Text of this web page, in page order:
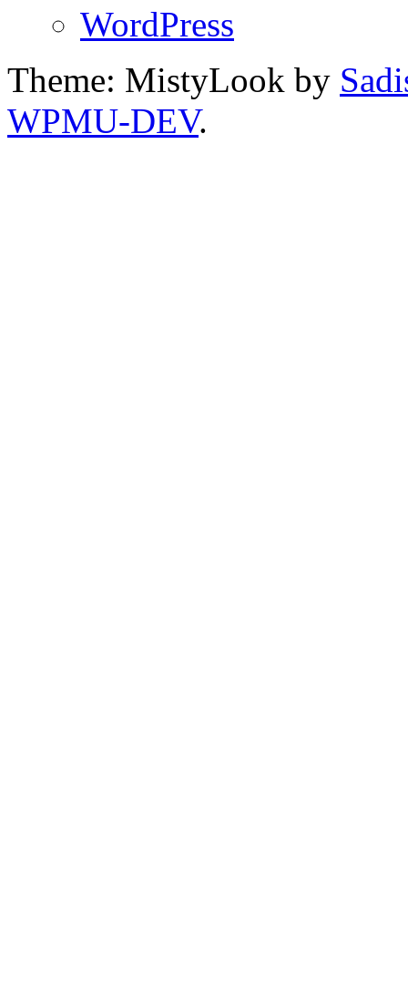
WordPress
Theme: MistyLook by
WPMU-DEV.